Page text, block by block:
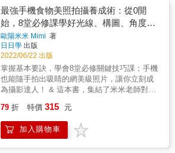
&mdash;&mdash;阮慶岳（小說家、建築師、
評論家） &
你瞭解如何使用你的相機，接著帶你思考如何
發揮創意拍下美好照片。學習攝影不應該拘謹
又死腦筋，而是說走就走，說拍就拍，好好地
是因為攝影師使用了出色的技巧或者是昂貴的
攝影器材，更關鍵的是，攝影師賦予了作品獨
特的視角形象和特質，那來自於高超的觀察本
領。 ▎慢門──捕捉驚鴻一瞥，留下永恆瞬間
慢門可以說是具有一種魔術師的潛質，它可以
讓流水變成「綢緞」，可以將浮雲變成「流
雲」；可以讓車燈繪製線條，可以讓人群隱
遁；它可以改變畫面中景物的形態和屬性，可
以讓它們虛化乃至消失。 ▎極簡主義──攝影名
言「保持簡單」 當我們在畫面中尋求簡單之構
取捨，以「少即是多」的理念對景物做減法，
使主體從背景中跳脫出來，並對有限的內容進
行精巧的構圖，使畫面呈現簡單之意境。 【接
最強手機食物美照拍攝養成術：從0開
始，8堂必修課學好光線、構圖、角度、
造型、道具搭配，你也能輕鬆成為攝影高
手，拍出專屬自己的作品風格！
歐陽米米 Mimi 著
日日學 出版
2022/06/22 出版
掌握基本要訣，學會8堂必修關鍵技巧課；手機
也能隨手拍出吸睛的網美級照片，讓你立刻成
為攝影達人！ & 這本書，集結了米米老師對各
專業知識，加上作者長久對於美學的涉獵與培
養，將其重點精華融合，為手機拍攝整理出八
個必修單元，且附有實例照片輔佐說明，將手
79 折 特價 315 元
加入購物車